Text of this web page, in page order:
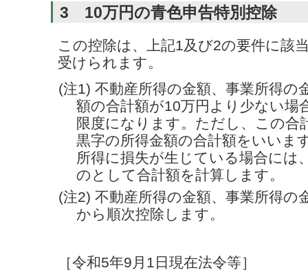
3 10万円の青色申告特別控除
この控除は、上記1及び2の要件に該
受けられます。
(注1) 不動産所得の金額、事業所得の
額の合計額が10万円より少ない場
限度になります。ただし、この合
黒字の所得金額の合計額をいいま
所得に損失が生じている場合には
のとして合計額を計算します。
(注2) 不動産所得の金額、事業所得の
から順次控除します。
［令和5年9月1日現在法令等］